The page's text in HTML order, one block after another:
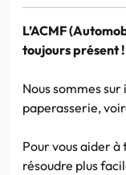
L’ACMF
toujours présent !
Nous sommes
paperasserie,
Pour vous aider
résoudre plus